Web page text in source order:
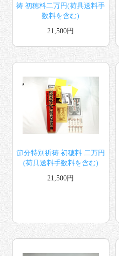
祷 初穂料二万円(荷具送料手
数料を含む)
21,500円
節分特別祈祷 初穂料 二万円
(荷具送料手数料を含む)
21,500円